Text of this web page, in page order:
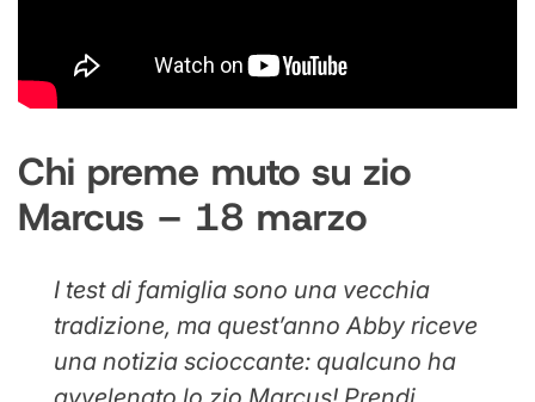
Chi preme muto su zio
Marcus – 18 marzo
I test di famiglia sono una vecchia
tradizione, ma quest’anno Abby riceve
una notizia scioccante: qualcuno ha